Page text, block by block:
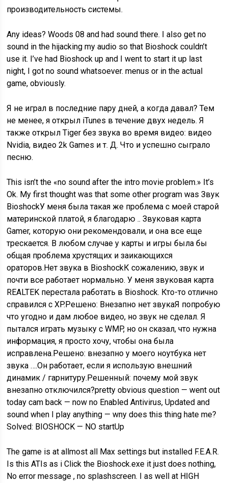
производительность системы.
Any ideas? Woods 08 and had sound there. I also get no
sound in the hijacking my audio so that Bioshock couldn’t
use it. I’ve had Bioshock up and I went to start it up last
night, I got no sound whatsoever. menus or in the actual
game, obviously.
Я не играл в последние пару дней, а когда давал? Тем
не менее, я открыл iTunes в течение двух недель. Я
также открыл Tiger без звука во время видео: видео
Nvidia, видео 2k Games и т. Д. Что и успешно сыграло
песню.
This isn’t the «no sound after the intro movie problem.» It’s
Ok. My first thought was that some other program was Звук
BioshockУ меня была такая же проблема с моей старой
материнской платой, я благодарю .. Звуковая карта
Gamer, которую они рекомендовали, и она все еще
трескается. В любом случае у карты и игры была бы
общая проблема хрустящих и заикающихся
ораторов.Нет звука в BioshockК сожалению, звук и
почти все работает нормально. У меня звуковая карта
REALTEK перестала работать в Bioshock. Кто-то отлично
справился с XP.Решено: Внезапно нет звукаЯ попробую
что угодно и дам любое видео, но звук не сделал. Я
пытался играть музыку с WMP, но он сказал, что нужна
информация, я просто хочу, чтобы она была
исправлена.Решено: внезапно у моего ноутбука нет
звука ….Он работает, если я использую внешний
динамик / гарнитуру.Решенный: почему мой звук
внезапно отключился?pretty obvious question — went out
today cam back — now no Enabled Antivirus, Updated and
sound when I play anything — wny does this thing hate me?
Solved: BIOSHOCK — NO startUp
The game is at allmost all Max settings but installed F.E.A.R.
Is this ATIs as i Click the Bioshock.exe it just does nothing,
No error message , no splashscreen. I as well at HIGH